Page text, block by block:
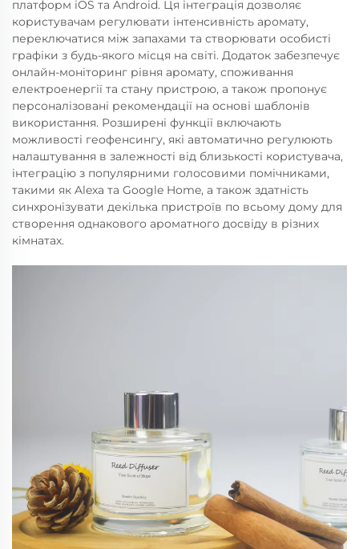
платформ iOS та Android. Ця інтеграція дозволяє
користувачам регулювати інтенсивність аромату,
переключатися між запахами та створювати особисті
графіки з будь-якого місця на світі. Додаток забезпечує
онлайн-моніторинг рівня аромату, споживання
електроенергії та стану пристрою, а також пропонує
персоналізовані рекомендації на основі шаблонів
використання. Розширені функції включають
можливості геофенсингу, які автоматично регулюють
налаштування в залежності від близькості користувача,
інтеграцію з популярними голосовими помічниками,
такими як Alexa та Google Home, а також здатність
синхронізувати декілька пристроїв по всьому дому для
створення однакового ароматного досвіду в різних
кімнатах.